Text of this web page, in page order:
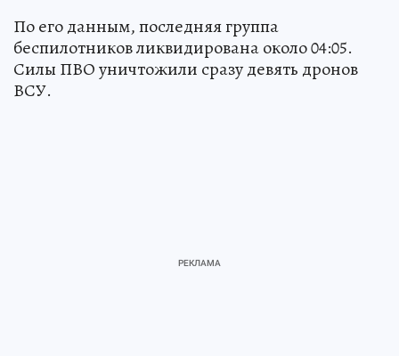
По его данным, последняя группа
беспилотников ликвидирована около 04:05.
Силы ПВО уничтожили сразу девять дронов
ВСУ.